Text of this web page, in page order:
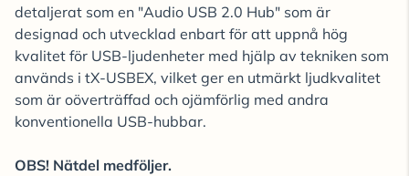
detaljerat som en "Audio USB 2.0 Hub" som är
designad och utvecklad enbart för att uppnå hög
kvalitet för USB-ljudenheter med hjälp av tekniken som
används i tX-USBEX, vilket ger en utmärkt ljudkvalitet
som är oöverträffad och ojämförlig med andra
konventionella USB-hubbar.
OBS! Nätdel medföljer.